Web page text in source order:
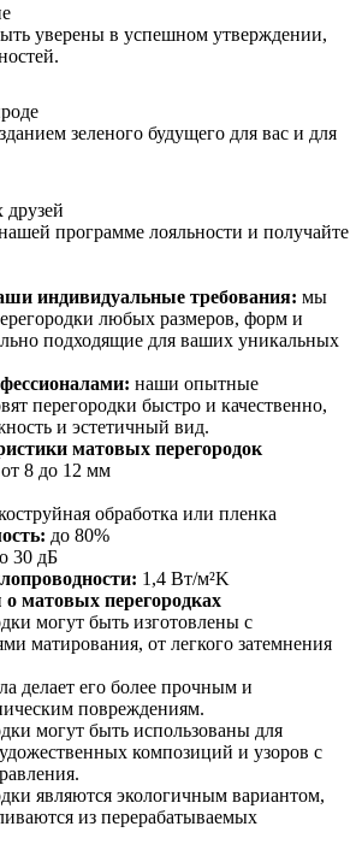
уверены в успешном утверждении,
зеленого будущего для вас и для
программе лояльности и получайте
индивидуальные требования: мы
любых размеров, форм и
подходящие для ваших уникальных
наши опытные
перегородки быстро и качественно,
и эстетичный вид.
матовых перегородок
от 8 до 12 мм
обработка или пленка
до 80%
30 дБ
1,4 Вт/м²K
матовых перегородках
могут быть изготовлены с
матирования, от легкого затемнения
делает его более прочным и
повреждениям.
могут быть использованы для
композиций и узоров с
являются экологичным вариантом,
из перерабатываемых